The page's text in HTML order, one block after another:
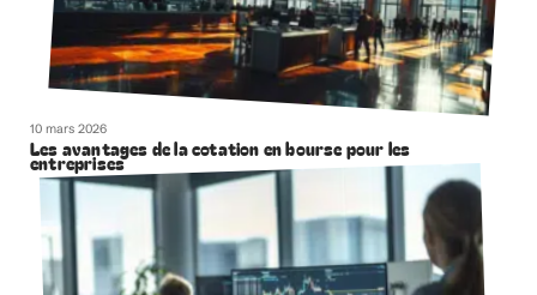
10 mars 2026
Les avantages de la cotation en bourse pour les
entreprises